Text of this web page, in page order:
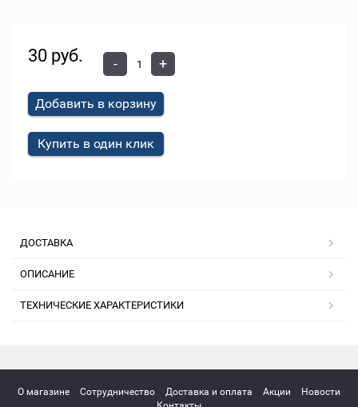
30 руб. - +
Добавить в корзину
Купить в один клик
ДОСТАВКА
ОПИСАНИЕ
ТЕХНИЧЕСКИЕ ХАРАКТЕРИСТИКИ
О магазине Сотрудничество Доставка и оплата Акции
Новости